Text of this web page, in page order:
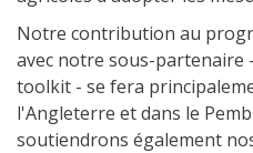
Notre contribution au
avec notre sous-
toolkit - se fera
l'Angleterre et dans le
soutiendrons également